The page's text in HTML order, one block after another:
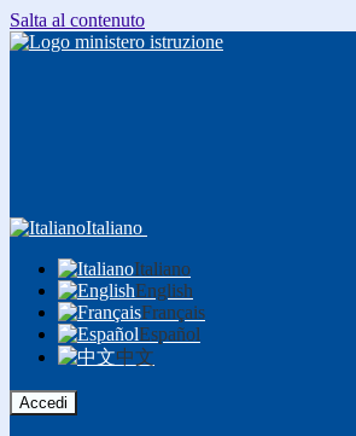
Salta al contenuto
Italiano
Italiano
English
Français
Español
中文
Accedi